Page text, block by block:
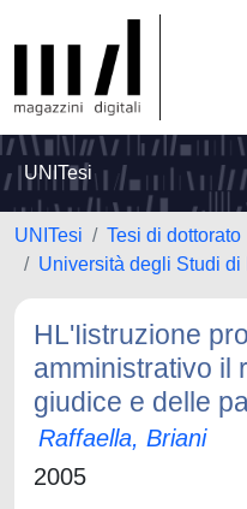
UNITesi
UNITesi
Tesi di dottorato
Università degli Studi di
HL'Iistruzione
amministrativo il
giudice e delle
Raffaella, Briani
2005